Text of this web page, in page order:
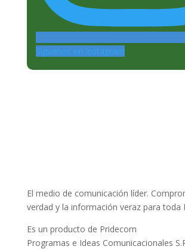
Siguenos en Instagram
El medio de comunicación líder.
verdad y la información veraz para toda
Es un producto de Pridecom
Programas e Ideas Comunicacionales